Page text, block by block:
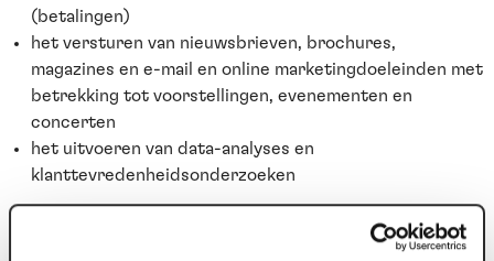
(betalingen)
het versturen van nieuwsbrieven, brochures,
magazines en e-mail en online marketingdoeleinden met
betrekking tot voorstellingen, evenementen en
concerten
het uitvoeren van data-analyses en
klanttevredenheidsonderzoeken
verkocht en worden
doorgegeven aan andere partijen dan aan de